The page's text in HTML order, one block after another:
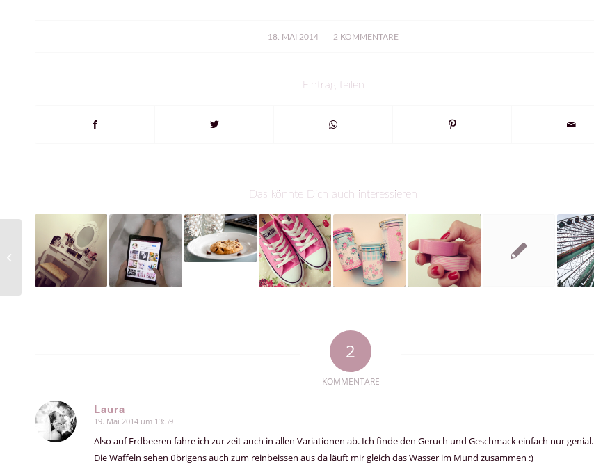
18. MAI 2014
/ 2 KOMMENTARE
Eintrag teilen
Das könnte Dich auch interessieren
2
KOMMENTARE
Laura
sagte:
19. Mai 2014 um 13:59
Also auf Erdbeeren fahre ich zur zeit auch in allen Variationen ab. Ich finde den Geruch und Geschmack einfach nur genial.
Die Waffeln sehen übrigens auch zum reinbeissen aus da läuft mir gleich das Wasser im Mund zusammen :)
Real Techniques –
Shading Brush